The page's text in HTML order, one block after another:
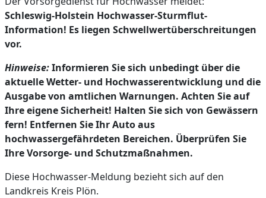
Schleswig-Holstein Hochwasser-Sturmflut-
Information! Es liegen Schwellwertüberschreitungen
vor.
Hinweise:Informieren Sie sich unbedingt über die
aktuelle Wetter- und Hochwasserentwicklung und die
Ausgabe von amtlichen Warnungen. Achten Sie auf
Ihre eigene Sicherheit! Halten Sie sich von Gewässern
fern! Entfernen Sie Ihr Auto aus
hochwassergefährdeten Bereichen. Überprüfen Sie
Ihre Vorsorge- und Schutzmaßnahmen.
Diese Hochwasser-Meldung bezieht sich auf den
Landkreis Kreis Plön.